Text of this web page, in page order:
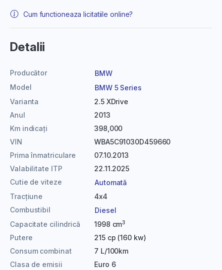
Cum functioneaza licitatiile online?
Detalii
Producător
BMW
Model
BMW 5 Series
Varianta
2.5 XDrive
Anul
2013
Km indicați
398,000
VIN
WBA5C91030D459660
Prima înmatriculare
07.10.2013
Valabilitate ITP
22.11.2025
Cutie de viteze
Automată
Tracțiune
4x4
Combustibil
Diesel
Capacitate cilindrică
1998 cm3
Putere
215 cp (160 kw)
Consum combinat
7 L/100km
Clasa de emisii
Euro 6